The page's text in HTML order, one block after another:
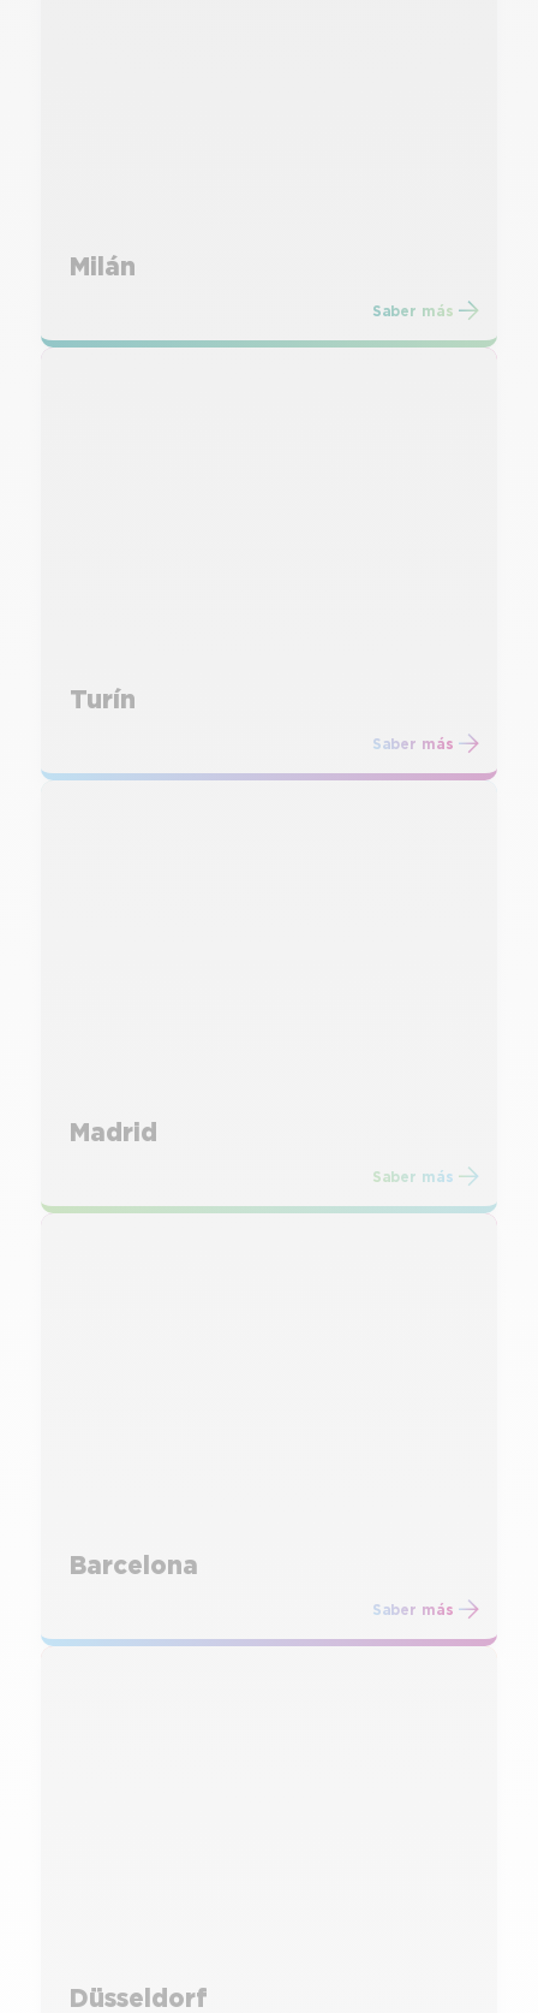
Milán
Saber más
Turín
Saber más
Madrid
Saber más
Barcelona
Saber más
Düsseldorf